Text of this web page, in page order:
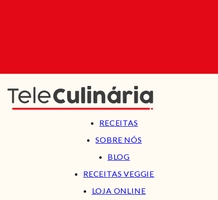
RECEITAS
SOBRE NÓS
BLOG
RECEITAS VEGGIE
LOJA ONLINE